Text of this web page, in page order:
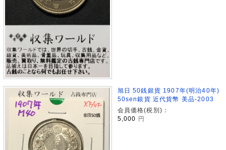
旭日 50銭銀貨 1907年(明治40年)
50sen銀貨 近代貨幣 美品-2003
会員価格(税別)：
5,000 円